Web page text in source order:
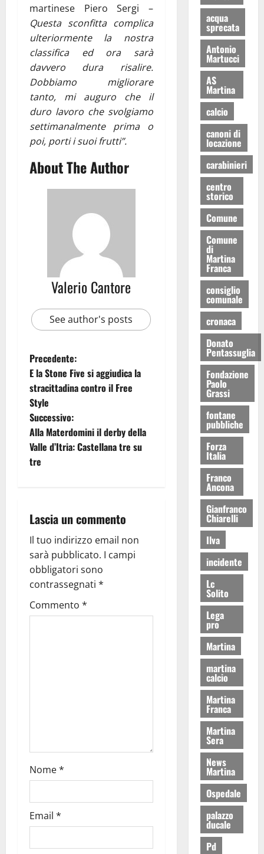
martinese Piero Sergi –
Questa sconfitta complica
ulteriormente la nostra
classifica ed ora sarà
davvero dura risalire.
Dobbiamo migliorare
tanto, mi auguro che il
duro lavoro che svolgiamo
settimanalmente prima o
poi, porti i suoi frutti”.
About The Author
Valerio Cantore
See author's posts
Precedente:
E la Stone Five si aggiudica la
stracittadina contro il Free
Style
Successivo:
Alla Materdomini il derby della
Valle d’Itria: Castellana tre su
tre
Lascia un commento
Il tuo indirizzo email non
sarà pubblicato. I campi
obbligatori sono
contrassegnati *
Commento *
Nome*
Email *
acqua
sprecata
Antonio
Martucci
AS
Martina
calcio
canoni di
locazione
carabinieri
centro
storico
Comune
Comune
di
Martina
Franca
consiglio
comunale
cronaca
Donato
Pentassuglia
Fondazione
Paolo
Grassi
fontane
pubbliche
Forza
Italia
Franco
Ancona
Gianfranco
Chiarelli
Ilva
incidente
Lc
Solito
Lega
pro
Martina
martina
calcio
Martina
Franca
Martina
Sera
News
Martina
Ospedale
palazzo
ducale
Pd